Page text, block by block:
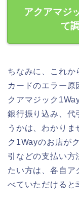
アクアマジ
て
ちなみに、これか
カードのエラー原
クアマジック
銀行振り込み、代
うかは、わかり
ク1Wayのお店が
引などの支払い方
たい方は、各自ア
べていただけると